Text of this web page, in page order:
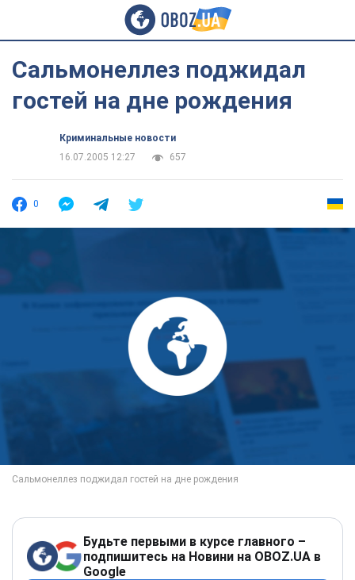
Сальмонеллез поджидал
гостей на дне рождения
Криминальные новости
16.07.2005 12:27
657
0
Будьте первыми в курсе главного –
подпишитесь на Новини на OBOZ.UA в
Google